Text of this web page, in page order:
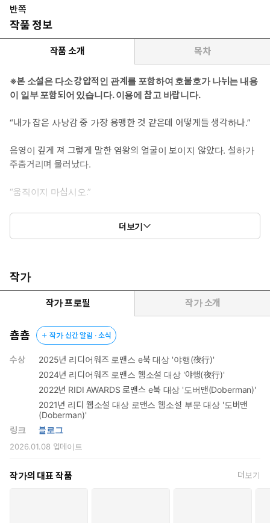
합니다.”
그걸 결정할 수 있는 건 황제뿐이었다. 정말 그의 말대로 될까 봐 숨
도 제대로 쉬어지지 않는다.
“글쎄. 그거야 두고 보면 알 일. 그러니 내게 익숙해지는 게 좋을
이런 무도한 일들이 앞으로도 계속 벌어질 테니.
반쪽
작품 정보
작품 소개 목차
※본 소설은 다소 강압적인 관계를 포함하여 호불호가 나뉘는 내용
이 일부 포함되어 있습니다. 이용에 참고 바랍니다.
“내가 잡은 사냥감 중 가장 용맹한 것 같은데 어떻게들 생각하나.”
음영이 깊게 져 그렇게 말한 염왕의 얼굴이 보이지 않았다. 설하가
주춤거리며 물러났다.
“움직이지 마십시오.”
등 뒤로 목책이 닿았다. 어디에도 도망갈 곳은 없었다.
말에서 풀쩍 뛰어내린 이가 그녀를 향해 걸어오기 시작했다. 마치
거대한 검은 그림자가 해하려 다가오는 것처럼 위압적으로 보여
비명을 내지르고 싶어졌다. 갑옷이 부딪치는 쇳소리와 함께 눈앞
까지 온 사내를 설하는 감히 올려다보지도 못했다.
“그 고기 한 덩이가 그리 중하십니까.”
품에 꽉 움켜쥐고 있는 고깃덩이를 남자가 가져갔다. 아무렇게나
바닥에 던져진 고기 한 덩이가 마치 자신처럼 보였다. 누구라도
조롱하고 짓밟을 수 있는 존재.
“그러고 보니 그때보다 더 상하신 것도 같고.”
것은 자신의 눈높이에 맞춰 허리를 숙였기 때문이다. 사르르, 반으로
묶여 있는 긴 사내의 머리칼이 그녀의 얼굴 옆으로 쏟아졌다.
더보기
작가
작가 프로필 작가 소개
춈춈 작가 신간 알림 · 소식
수상
2025년 리디어워즈 로맨스 e북 대상 '야행(夜行)'
2024년 리디어워즈 로맨스 웹소설 대상 '야행(夜行)'
2022년 RIDI AWARDS 로맨스 e북 대상 '도버맨(Doberman)'
2021년 리디 웹소설 대상 로맨스 웹소설 부문 대상 '도버맨
(Doberman)'
링크
블로그
2026.01.08 업데이트
작가의 대표 작품 더보기